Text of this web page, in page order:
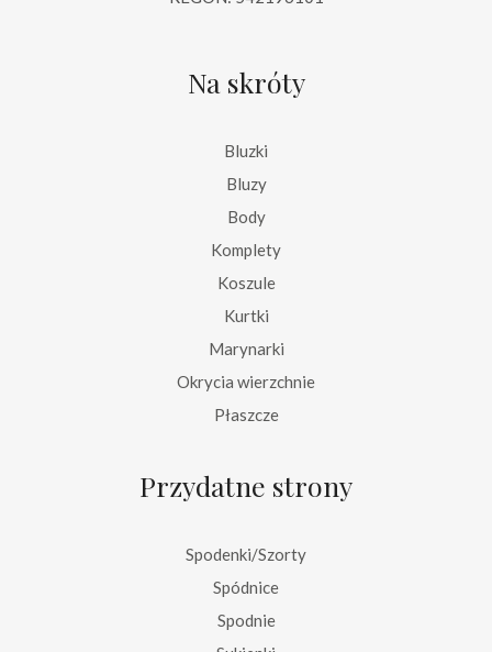
Na skróty
Bluzki
Bluzy
Body
Komplety
Koszule
Kurtki
Marynarki
Okrycia wierzchnie
Płaszcze
Przydatne strony
Spodenki/Szorty
Spódnice
Spodnie